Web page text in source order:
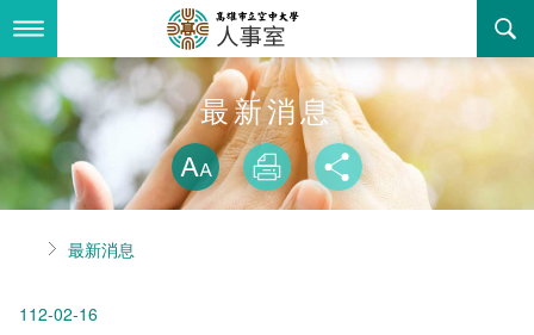
到
要
內
容
最新消息
關於我們
組織職掌
聯絡資訊
活動花絮
業務服務
法令規章
性騷擾防治專區
書表下載
回空大首頁
最新消息
略過字型切
放大
列印 分享
首頁最新消息
112-02-16